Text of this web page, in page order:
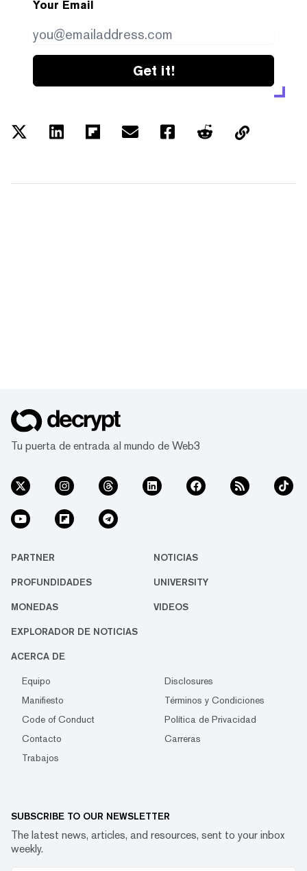
Your Email
Get it!
Tu puerta de entrada al mundo de Web3
PARTNER NOTICIAS
PROFUNDIDADES UNIVERSITY
MONEDAS VIDEOS
EXPLORADOR DE NOTICIAS
ACERCA DE
Equipo
Disclosures
Manifiesto
Términos y Condiciones
Code of Conduct
Política de Privacidad
Contacto
Carreras
Trabajos
SUBSCRIBE TO OUR NEWSLETTER
The latest news, articles, and resources, sent to your inbox
weekly.